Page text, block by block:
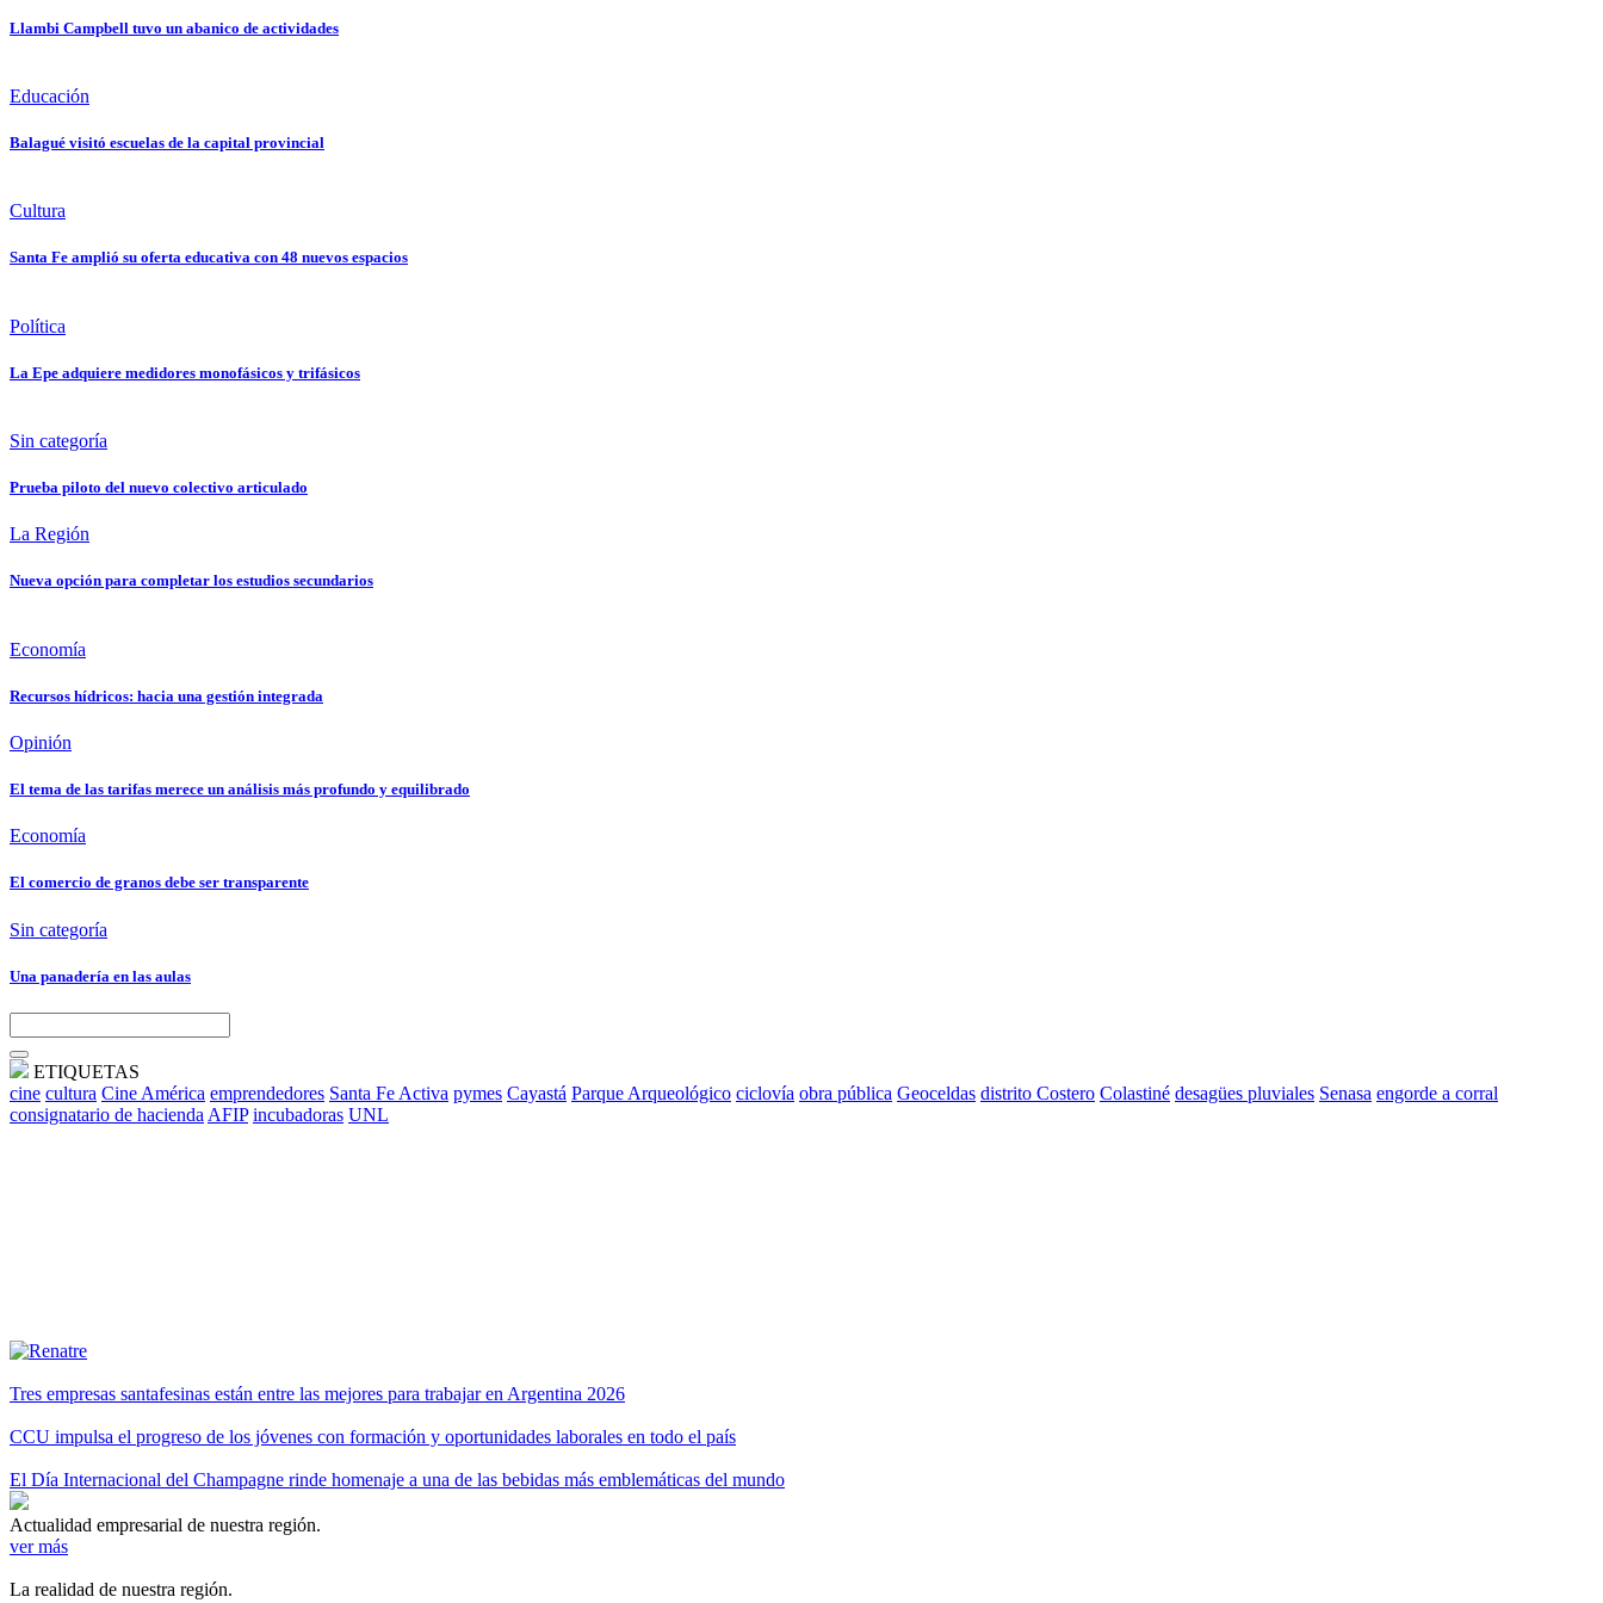
Llambi Campbell tuvo un abanico de actividades
Educación
Balagué visitó escuelas de la capital provincial
Cultura
Santa Fe amplió su oferta educativa con 48 nuevos espacios
Política
La Epe adquiere medidores monofásicos y trifásicos
Sin categoría
Prueba piloto del nuevo colectivo articulado
La Región
Nueva opción para completar los estudios secundarios
Economía
Recursos hídricos: hacia una gestión integrada
Opinión
El tema de las tarifas merece un análisis más profundo y equilibrado
Economía
El comercio de granos debe ser transparente
Sin categoría
Una panadería en las aulas
ETIQUETAS
cine cultura Cine América emprendedores Santa Fe Activa pymes Cayastá Parque Arqueológico ciclovía obra pública Geoceldas distrito Costero Colastiné desagües pluviales Senasa engorde a corral
consignatario de hacienda AFIP incubadoras UNL
Tres empresas santafesinas están entre las mejores para trabajar en Argentina 2026
CCU impulsa el progreso de los jóvenes con formación y oportunidades laborales en todo el país
El Día Internacional del Champagne rinde homenaje a una de las bebidas más emblemáticas del mundo
Actualidad empresarial de nuestra región.
ver más
La realidad de nuestra región.